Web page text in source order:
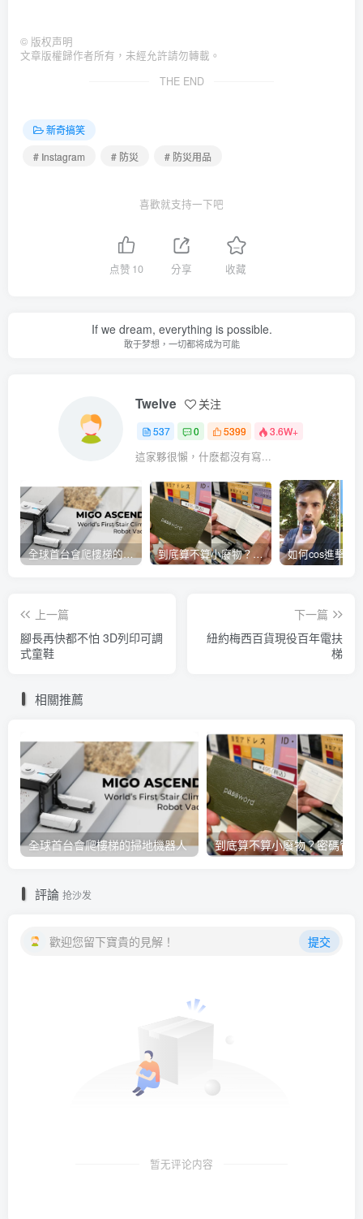
© 版权声明
文章版權歸作者所有，未經允許請勿轉載。
THE END
新奇搞笑
# Instagram
# 防災 # 防災用品
喜歡就支持一下吧
点赞 10 分享 收藏
If we dream, everything is possible.
敢于梦想，一切都将成为可能
Twelve 关注
537 0 5399 3.6W+
這家夥很懶，什麽都沒有寫...
全球首台會爬樓梯的掃地機器人 到底算不算小廢物？密碼管理小本本開賣
上一篇
腳長再快都不怕 3D列印可調
式童鞋
下一篇
紐約梅西百貨現役百年電扶
梯
相關推薦
全球首台會爬樓梯的掃地機器人
評論 抢沙发
歡迎您留下寶貴的見解！ 提交
暂无评论内容